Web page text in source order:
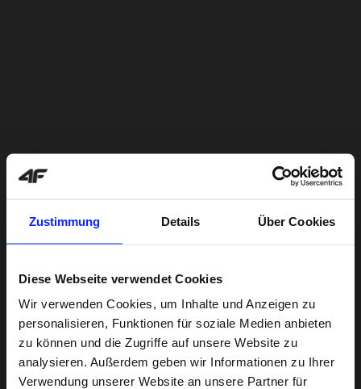
Zustimmung Details Über Cookies
Diese Webseite verwendet Cookies
Wir verwenden Cookies, um Inhalte und Anzeigen zu
personalisieren, Funktionen für soziale Medien anbieten
zu können und die Zugriffe auf unsere Website zu
analysieren. Außerdem geben wir Informationen zu Ihrer
Verwendung unserer Website an unsere Partner für